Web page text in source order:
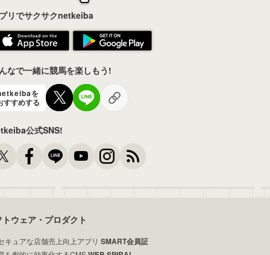
リでサクサクnetkeiba
なで一緒に競馬を楽しもう!
を
すすめする
公式SNS!
ウェア・プロダクト
キュアな店舗売上向上アプリ SMART会員証